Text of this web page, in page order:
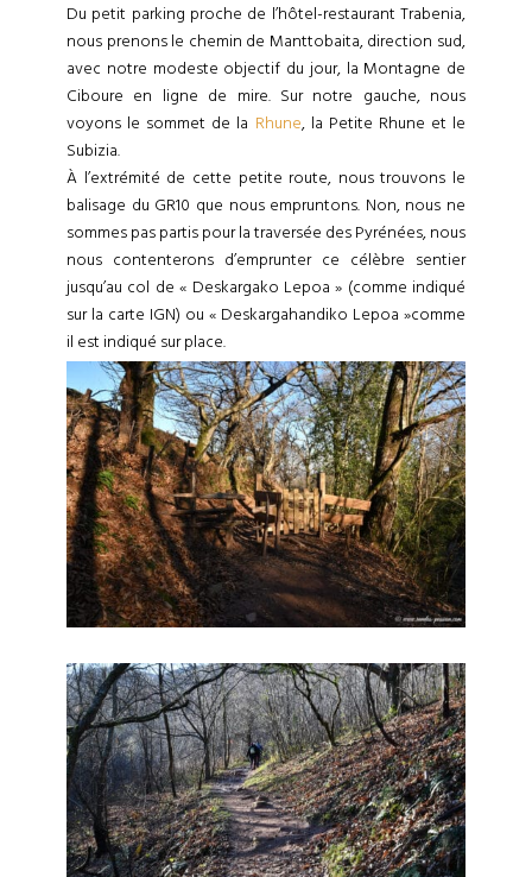
Du petit parking proche de l’hôtel-restaurant Trabenia,
nous prenons le chemin de Manttobaita, direction sud,
avec notre modeste objectif du jour, la Montagne de
Ciboure en ligne de mire. Sur notre gauche, nous
voyons le sommet de la Rhune, la Petite Rhune et le
Subizia.
À l’extrémité de cette petite route, nous trouvons le
balisage du GR10 que nous empruntons. Non, nous ne
sommes pas partis pour la traversée des Pyrénées, nous
nous contenterons d’emprunter ce célèbre sentier
jusqu’au col de « Deskargako Lepoa » (comme indiqué
sur la carte IGN) ou « Deskargahandiko Lepoa »comme
il est indiqué sur place.